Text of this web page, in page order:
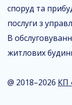
споруд та
послуги з
В
житлових
@ 2018–2026 КП